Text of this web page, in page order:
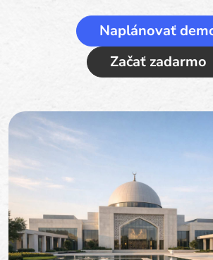
Naplánovať
Začať zadarmo